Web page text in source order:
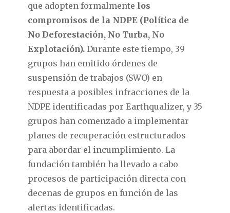
que adopten formalmente los
compromisos de la NDPE (Política de
No Deforestación, No Turba, No
Explotación).Durante este tiempo, 39
grupos han emitido órdenes de
suspensión de trabajos (SWO) en
respuesta a posibles infracciones de la
NDPE identificadas por Earthqualizer, y 35
grupos han comenzado a implementar
planes de recuperación estructurados
para abordar el incumplimiento. La
fundación también ha llevado a cabo
procesos de participación directa con
decenas de grupos en función de las
alertas identificadas.